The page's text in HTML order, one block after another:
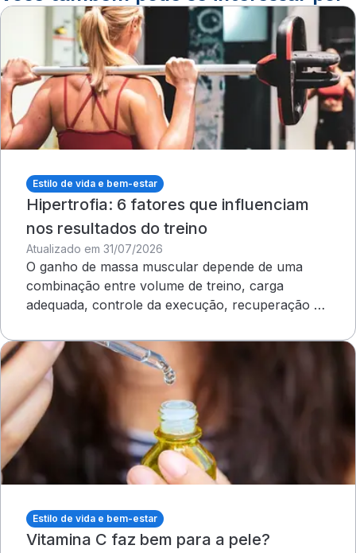
Estilo de vida e bem-estar
Hipertrofia: 6 fatores que influenciam
nos resultados do treino
Atualizado em 31/07/2026
O ganho de massa muscular depende de uma
combinação entre volume de treino, carga
adequada, controle da execução, recuperação e
Estilo de vida e bem-estar
Vitamina C faz bem para a pele?